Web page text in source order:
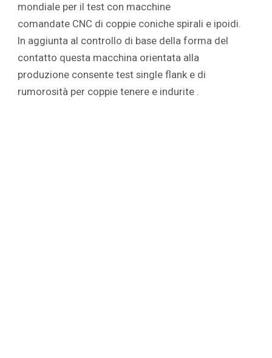
mondiale per il test con macchine
comandate CNC di coppie coniche spirali e ipoidi.
In aggiunta al controllo di base della forma del
contatto questa macchina orientata alla
produzione consente test single flank e di
rumorosità per coppie tenere e indurite .